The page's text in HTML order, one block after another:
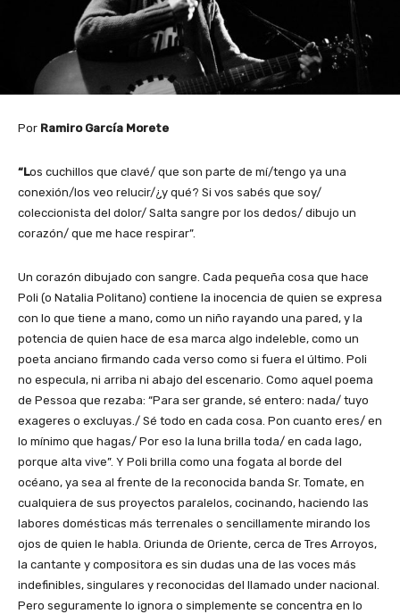
Por Ramiro García Morete
“Los cuchillos que clavé/ que son parte de mí/tengo ya una
conexión/los veo relucir/¿y qué? Si vos sabés que soy/
coleccionista del dolor/ Salta sangre por los dedos/ dibujo un
corazón/ que me hace respirar”.
Un corazón dibujado con sangre. Cada pequeña cosa que hace
Poli (o Natalia Politano) contiene la inocencia de quien se expresa
con lo que tiene a mano, como un niño rayando una pared, y la
potencia de quien hace de esa marca algo indeleble, como un
poeta anciano firmando cada verso como si fuera el último. Poli
no especula, ni arriba ni abajo del escenario. Como aquel poema
de Pessoa que rezaba: “Para ser grande, sé entero: nada/ tuyo
exageres o excluyas./ Sé todo en cada cosa. Pon cuanto eres/ en
lo mínimo que hagas/ Por eso la luna brilla toda/ en cada lago,
porque alta vive”. Y Poli brilla como una fogata al borde del
océano, ya sea al frente de la reconocida banda Sr. Tomate, en
cualquiera de sus proyectos paralelos, cocinando, haciendo las
labores domésticas más terrenales o sencillamente mirando los
ojos de quien le habla. Oriunda de Oriente, cerca de Tres Arroyos,
la cantante y compositora es sin dudas una de las voces más
indefinibles, singulares y reconocidas del llamado under nacional.
Pero seguramente lo ignora o simplemente se concentra en lo